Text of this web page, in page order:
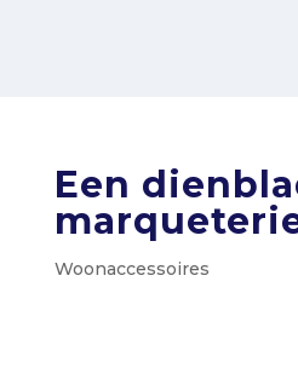
Een
Woonaccessoires